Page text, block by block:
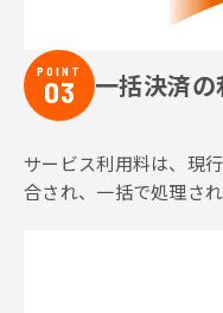
POINT
03 一括決済の
サービス利用料は、現
合され、一括で処理され